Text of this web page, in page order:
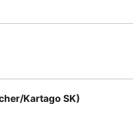
Kartago SK)